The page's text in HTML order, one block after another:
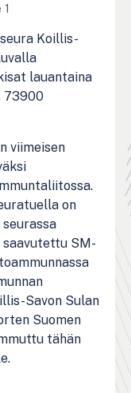
Koillis-
lauantaina
73900
viimeisen
on
saavutettu SM-
Savon Sulan
Suomen
tähän